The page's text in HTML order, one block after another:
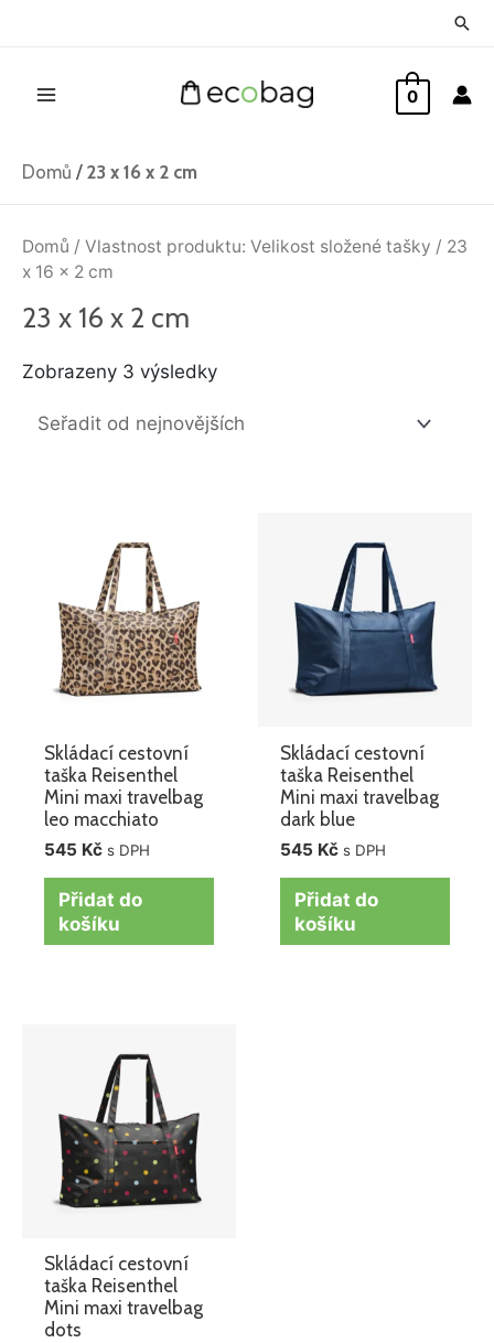
0
Domů / 23 x 16 x 2 cm
Domů / Vlastnost produktu: Velikost složené tašky / 23
x 16 x 2 cm
23 x 16 x 2 cm
Zobrazeny 3 výsledky
nejnovějších
Skládací cestovní
taška Reisenthel
Mini maxi travelbag
leo macchiato
545 Kč s DPH
Přidat do
košíku
Skládací cestovní
taška Reisenthel
Mini maxi travelbag
dark blue
545 Kč s DPH
Přidat do
košíku
Skládací cestovní
taška Reisenthel
Mini maxi travelbag
dots